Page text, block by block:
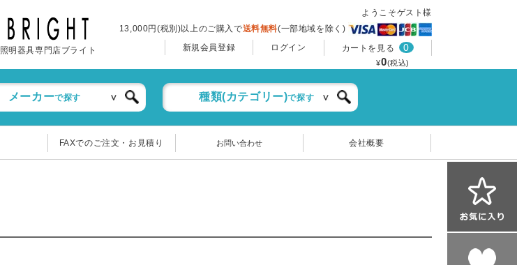
照明器具専門店ブライト
ようこそゲスト様
13,000円(税別)以上のご購入で送料無料(一部地域を除く)
新規会員登録
ログイン カートを見る 0
¥0(税込)
メーカーで探す 種類(カテゴリー)で探す
FAXでのご注文・お見積り お問い合わせ 会社概要